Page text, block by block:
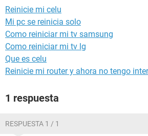
Reinicie mi celu
Mi pc se reinicia solo
Como reiniciar mi tv samsung
Como reiniciar mi tv lg
Que es celu
Reinicie mi router y ahora no tengo
1 respuesta
RESPUESTA 1 / 1